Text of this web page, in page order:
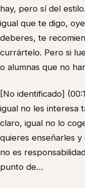
hay, pero sí del
igual que te digo,
deberes, te
currártelo. Pero si
o alumnas que no
[No identificado]
igual no les interesa
claro, igual no lo
quieres enseñarles
no es
punto de…